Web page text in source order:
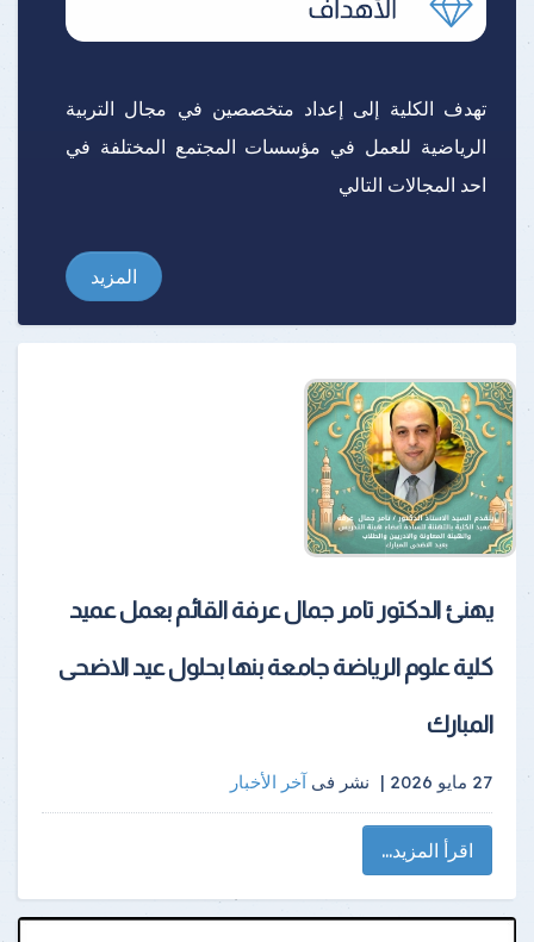
تهدف الكلية إلى إعداد متخصصين في مجال التربية
الرياضية للعمل في مؤسسات المجتمع المختلفة في
احد المجالات التالي
المزيد
يهنئ الدكتور تامر جمال عرفة القائم بعمل عميد
كلية علوم الرياضة جامعة بنها بحلول عيد الاضحى
المبارك
27 مايو 2026 | نشر فى آخر الأخبار
اقرأ المزيد...